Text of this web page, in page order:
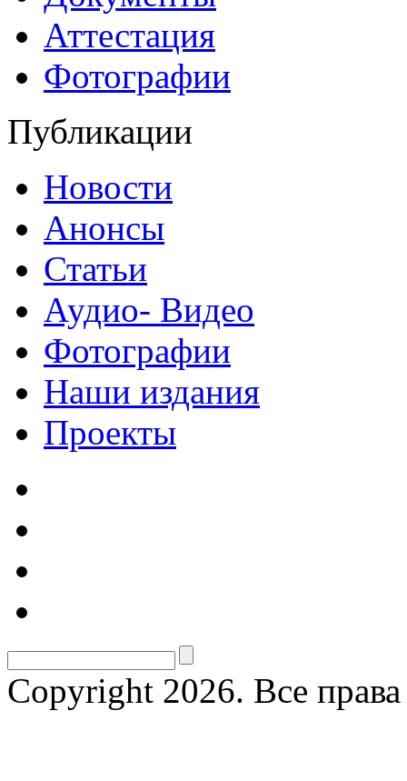
Аттестация
Фотографии
Публикации
Новости
Анонсы
Статьи
Аудио- Видео
Фотографии
Наши издания
Проекты
Copyright 2026. Все